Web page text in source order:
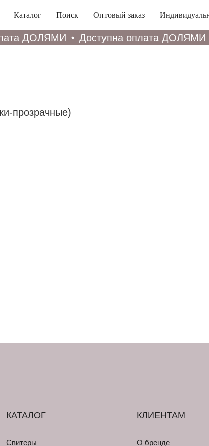
Каталог Поиск Оптовый заказ
ДОЛЯМИ Доступна оплата ДОЛЯМИ
прозрачные)
КЛИЕНТАМ
О бренде
КАТАЛОГ
Свитеры